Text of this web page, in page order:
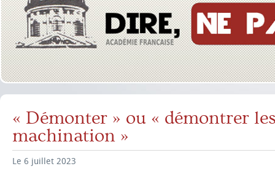
« Démonter » ou « démontrer
machination »
Le 6 juillet 2023